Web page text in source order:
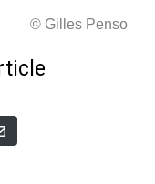
© Gilles Penso